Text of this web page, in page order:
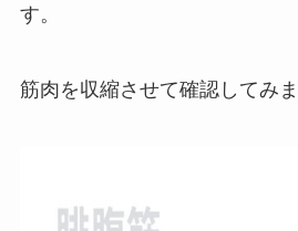
す。
筋肉を収縮させて確認してみま